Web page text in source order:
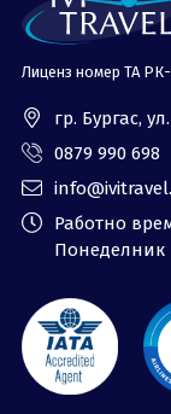
Политика за
поверителност
0879 990
Лиценз номер ТА
гр. Бургас,
0879 990 698
Работно
Понеделник